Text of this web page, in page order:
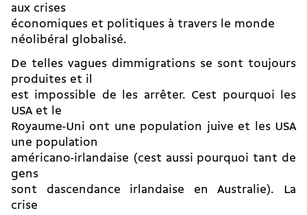
aux crises
économiques et politiques à travers le monde
néolibéral globalisé.
De telles vagues dimmigrations se sont toujours
produites et il
est impossible de les arrêter. Cest pourquoi les
USA et le
Royaume-Uni ont une population juive et les USA
une population
américano-irlandaise (cest aussi pourquoi tant de
gens
sont dascendance irlandaise en Australie). La
crise